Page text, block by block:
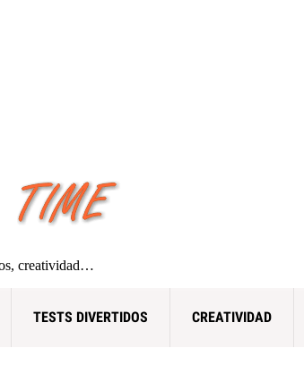
creatividad…
TESTS DIVERTIDOS CREATIVIDAD